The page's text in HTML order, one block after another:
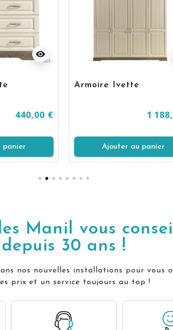
visibility
440,00 €
panier
Armoire Ivette
1
Ajouter au panier
Manil vous
depuis 30 ans !
nos nouvelles installations pour
prix et un service toujours au top !